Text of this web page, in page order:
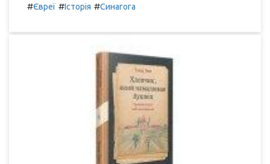
#Євреї #Історія #Синагога